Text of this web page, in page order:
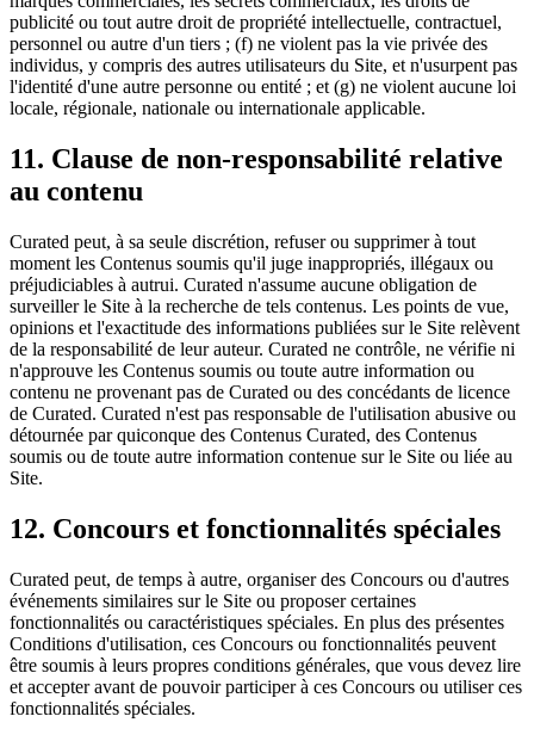
publicité ou tout autre droit de propriété intellectuelle, contractuel,
personnel ou autre d'un tiers ; (f) ne violent pas la vie privée des
individus, y compris des autres utilisateurs du Site, et n'usurpent pas
l'identité d'une autre personne ou entité ; et (g) ne violent aucune loi
locale, régionale, nationale ou internationale applicable.
11. Clause de non-responsabilité relative
au contenu
Curated peut, à sa seule discrétion, refuser ou supprimer à tout
moment les Contenus soumis qu'il juge inappropriés, illégaux ou
préjudiciables à autrui. Curated n'assume aucune obligation de
surveiller le Site à la recherche de tels contenus. Les points de vue,
opinions et l'exactitude des informations publiées sur le Site relèvent
de la responsabilité de leur auteur. Curated ne contrôle, ne vérifie ni
n'approuve les Contenus soumis ou toute autre information ou
contenu ne provenant pas de Curated ou des concédants de licence
de Curated. Curated n'est pas responsable de l'utilisation abusive ou
détournée par quiconque des Contenus Curated, des Contenus
soumis ou de toute autre information contenue sur le Site ou liée au
Site.
12. Concours et fonctionnalités spéciales
Curated peut, de temps à autre, organiser des Concours ou d'autres
événements similaires sur le Site ou proposer certaines
fonctionnalités ou caractéristiques spéciales. En plus des présentes
Conditions d'utilisation, ces Concours ou fonctionnalités peuvent
être soumis à leurs propres conditions générales, que vous devez lire
et accepter avant de pouvoir participer à ces Concours ou utiliser ces
fonctionnalités spéciales.